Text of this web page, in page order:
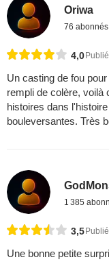
Oriwa
76 abonnés
4,0
Un casting de fou
rempli de colère, voilà
histoires dans
bouleversantes. Très
1 385
3,5
Une bonne petite